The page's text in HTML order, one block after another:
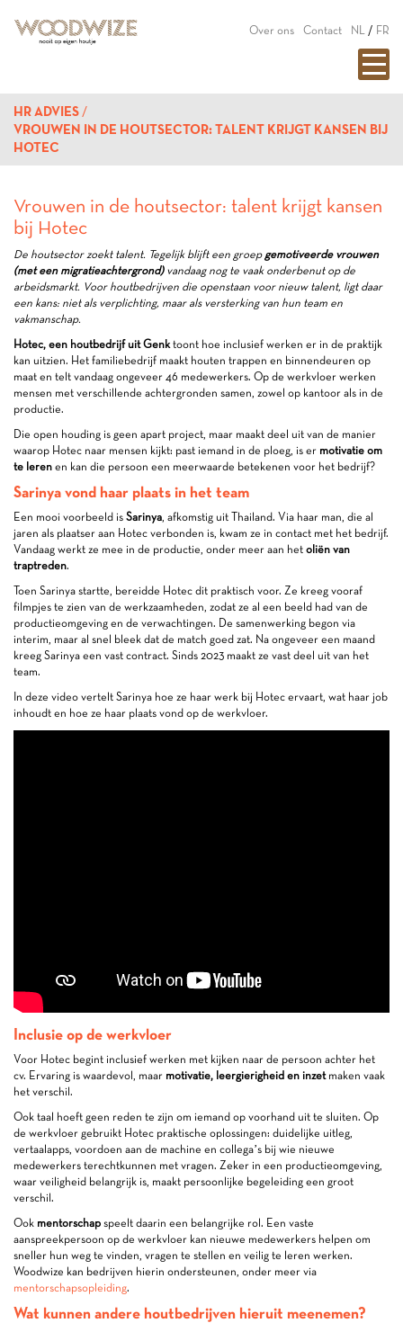
Over ons Contact NL / FR
HR ADVIES
VROUWEN IN DE HOUTSECTOR: TALENT KRIJGT KANSEN BIJ
HOTEC
Vrouwen in de houtsector: talent krijgt kansen
bij Hotec
De houtsector zoekt talent. Tegelijk blijft een groepgemotiveerde vrouwen
(met een migratieachtergrond)vandaag nog te vaak onderbenut op de
arbeidsmarkt. Voor houtbedrijven die openstaan voor nieuw talent, ligt daar
een kans: niet als verplichting, maar als versterking van hun team en
vakmanschap.
Hotec, een houtbedrijf uit Genktoont hoe inclusief werken er in de praktijk
kan uitzien. Het familiebedrijf maakt houten trappen en binnendeuren op
maat en telt vandaag ongeveer 46 medewerkers. Op de werkvloer werken
mensen met verschillende achtergronden samen, zowel op kantoor als in de
productie.
Die open houding is geen apart project, maar maakt deel uit van de manier
waarop Hotec naar mensen kijkt: past iemand in de ploeg, is er motivatie om
te leren en kan die persoon een meerwaarde betekenen voor het bedrijf?
Sarinya vond haar plaats in het team
Een mooi voorbeeld is Sarinya, afkomstig uit Thailand. Via haar man, die al
jaren als plaatser aan Hotec verbonden is, kwam ze in contact met het bedrijf.
Vandaag werkt ze mee in de productie, onder meer aan het oliën van
traptreden.
Toen Sarinya startte, bereidde Hotec dit praktisch voor. Ze kreeg vooraf
filmpjes te zien van de werkzaamheden, zodat ze al een beeld had van de
productieomgeving en de verwachtingen. De samenwerking begon via
interim, maar al snel bleek dat de match goed zat. Na ongeveer een maand
kreeg Sarinya een vast contract. Sinds 2023 maakt ze vast deel uit van het
team.
In deze video vertelt Sarinya hoe ze haar werk bij Hotec ervaart, wat haar job
inhoudt en hoe ze haar plaats vond op de werkvloer.
Inclusie op de werkvloer
Voor Hotec begint inclusief werken met kijken naar de persoon achter het
cv. Ervaring is waardevol, maar motivatie, leergierigheid en inzetmaken vaak
het verschil.
Ook taal hoeft geen reden te zijn om iemand op voorhand uit te sluiten. Op
de werkvloer gebruikt Hotec praktische oplossingen: duidelijke uitleg,
vertaalapps, voordoen aan de machine en collega’s bij wie nieuwe
medewerkers terechtkunnen met vragen. Zeker in een productieomgeving,
waar veiligheid belangrijk is, maakt persoonlijke begeleiding een groot
verschil.
Ook mentorschap speelt daarin een belangrijke rol. Een vaste
aanspreekpersoon op de werkvloer kan nieuwe medewerkers helpen om
sneller hun weg te vinden, vragen te stellen en veilig te leren werken.
Woodwize kan bedrijven hierin ondersteunen, onder meer via
mentorschapsopleiding.
Wat kunnen andere houtbedrijven hieruit meenemen?